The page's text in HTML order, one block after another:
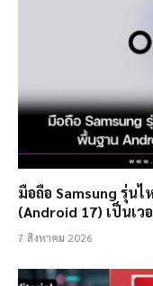
มือถือ Samsung รุ่นไ
(Android 17) เป็นเ
7 สิงหาคม 2026